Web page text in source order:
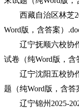
西藏自治区林芝
Word版，含答案）
辽宁抚顺六校协作
试卷（纯Word版，含
辽宁沈阳五校协作
题（纯Word版，含答
辽宁锦州2025-